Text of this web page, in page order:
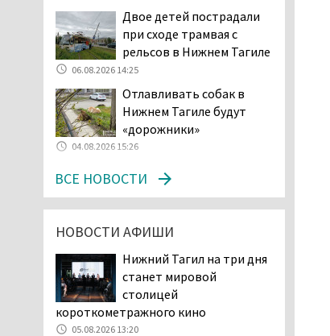
Виталия Говорухина
05.08.2026 11:10
Во втором квартале
мошенники украли у
клиентов российских банков 7,4 млрд
рублей
Жителей центра Нижнего
Тагила напугала система
оповещения о
заложенной бомбе
«Выезжать на круговое
движение здесь очень
опасно: машин, которые
надо пропускать, почти не видно».
Двое детей пострадали
при сходе трамвая с
рельсов в Нижнем Тагиле
06.08.2026 14:25
Отлавливать собак в
Нижнем Тагиле будут
«дорожники»
04.08.2026 15:26
ВСЕ НОВОСТИ
НОВОСТИ АФИШИ
Нижний Тагил на три дня
станет мировой
столицей
короткометражного кино
05.08.2026 13:20